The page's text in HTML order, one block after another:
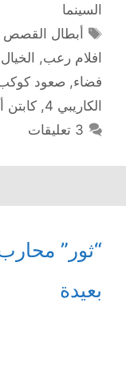
السينما
الوسوم
أبطال القصص
افلام رعب,
فضاء, صعود كوكب
الكاريبي 4
, كابتن
3 تعليقات
“ثور”
بعيدة